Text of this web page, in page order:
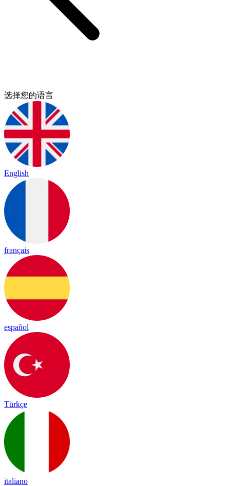
选择您的语言
English
français
español
Türkçe
italiano